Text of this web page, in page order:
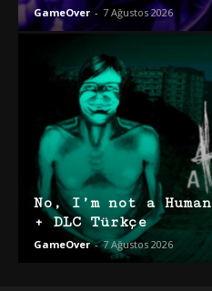
GameOver - 7 Ağustos 2026
No, I’m not a
+ DLC Türkçe
GameOver - 7 Ağustos 2026